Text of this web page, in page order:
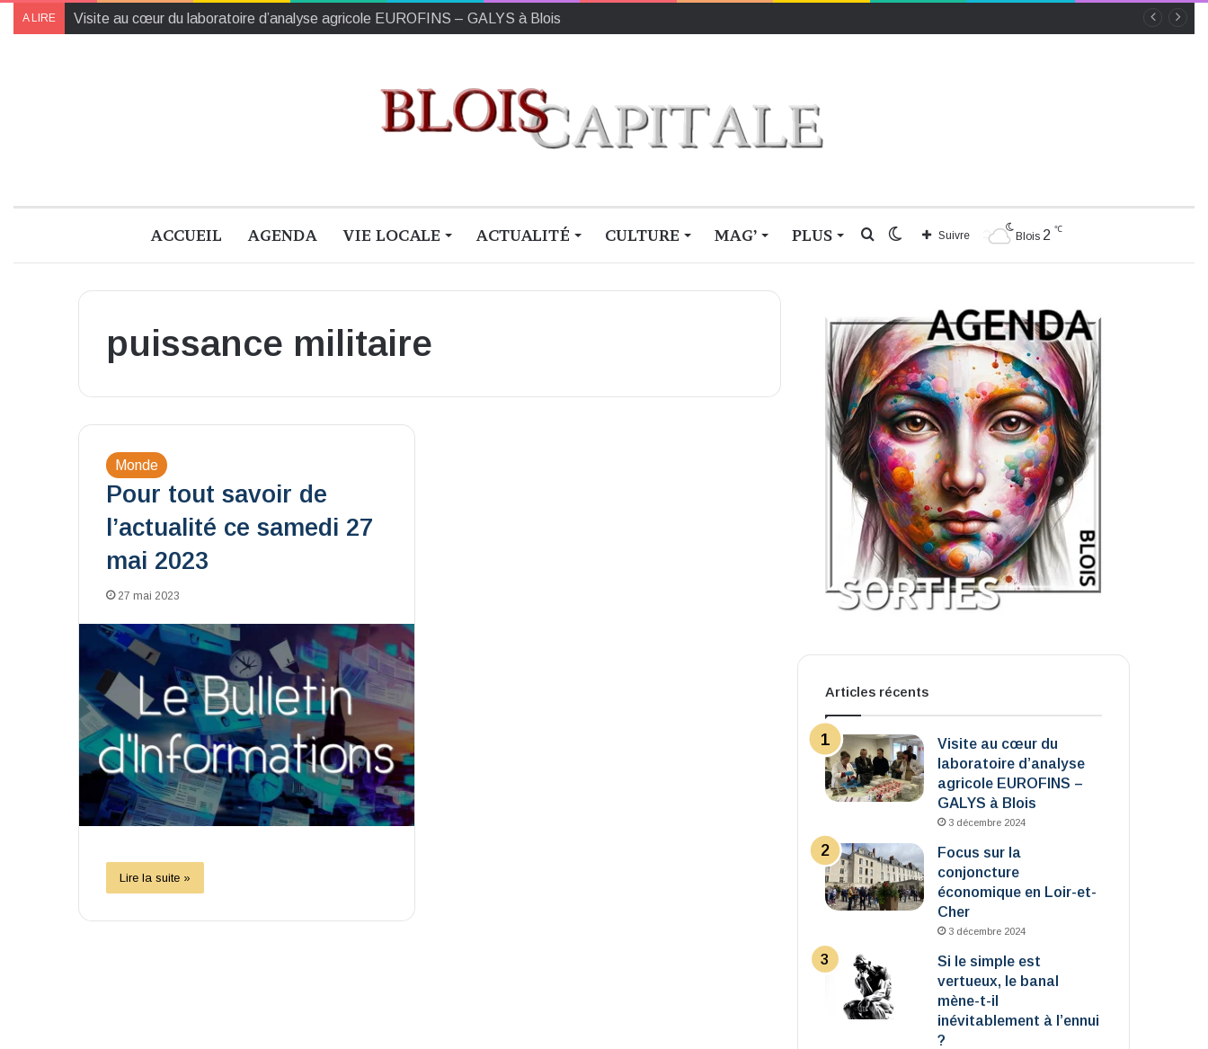
A LIRE Visite au cœur du laboratoire d’analyse agricole EUROFINS – GALYS à Blois
ACCUEIL AGENDA VIE LOCALE ACTUALITÉ CULTURE MAG’ PLUS Blois 2 ℃
Suivre
Switch
Rechercher
puissance militaire
Monde
Pour tout savoir de
l’actualité ce samedi 27
mai 2023
27 mai 2023
Lire la suite »
Articles récents
Visite au cœur du
laboratoire d’analyse
agricole EUROFINS –
GALYS à Blois
3 décembre 2024
Focus sur la
conjoncture
économique en Loir-et-
Cher
3 décembre 2024
Si le simple est
vertueux, le banal
mène-t-il
inévitablement à l’ennui
?